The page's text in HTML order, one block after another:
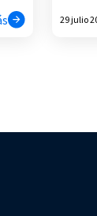
29 julio